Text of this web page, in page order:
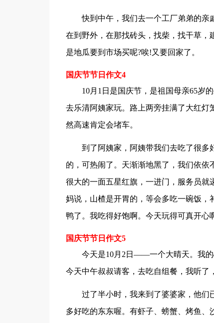
快到中午，我们去一个工厂弟弟的亲
在到野外，在那找砖头，找柴，找干草
是地瓜要到市场买呢?唉!又要回家了。
国庆节节日作文4
10月1日是国庆节，是祖国母亲65岁
去乐清阿姨家玩。路上两旁挂满了大红
然高速肯定会堵车。
到了阿姨家，阿姨带我们去吃了很多
的，可热闹了。天渐渐地黑了，我们依依
很大的一面五星红旗，一进门，服务员
妈说，山楂是开胃的，等会多吃一碗饭
鸭了。我吃得好饱啊。今天玩得可真开心
国庆节节日作文5
今天是10月2日——一个大晴天。我
今天中午叔叔请客，去吃自组餐，我听了
过了半小时，我来到了婆婆家，他们
多好吃的东东喔。有虾子、螃蟹、烤鱼